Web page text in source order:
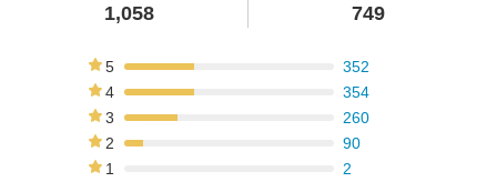
1,058 749
5
352
4
354
3
260
2
90
1
2